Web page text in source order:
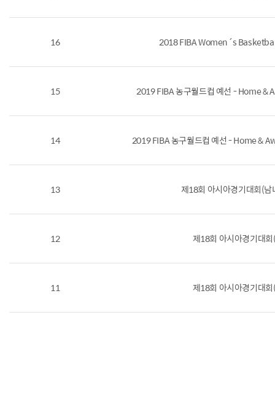
16 2018 FIBA Women´s
15 2019 FIBA 농구월드컵 예선 - Home &
14 2019 FIBA 농구월드컵 예선 - Home &
13 제18회 아시아경기대회(남
12 제18회 아시아경기대
11 제18회 아시아경기대